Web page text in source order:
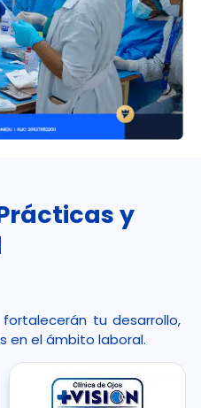
y
tu desarrollo,
en el ámbito laboral.